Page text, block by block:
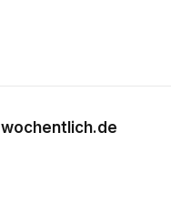
wochentlich.de